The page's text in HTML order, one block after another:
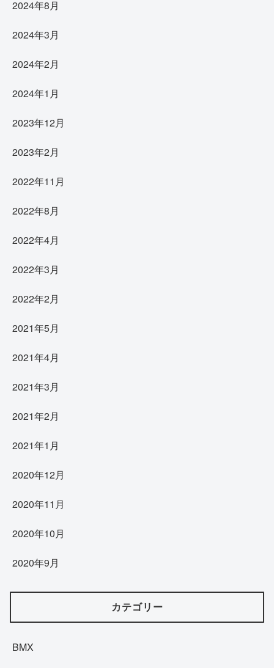
2024年8月
2024年3月
2024年2月
2024年1月
2023年12月
2023年2月
2022年11月
2022年8月
2022年4月
2022年3月
2022年2月
2021年5月
2021年4月
2021年3月
2021年2月
2021年1月
2020年12月
2020年11月
2020年10月
2020年9月
カテゴリー
BMX